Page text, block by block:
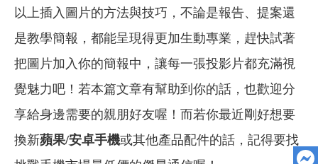
以上插入圖片的方法與技巧，不論是報告、提案還
是教學簡報，都能呈現得更加生動專業，趕快試著
把圖片加入你的簡報中，讓每一張投影片都充滿視
覺魅力吧！ 若本篇文章有幫助到你的話，也歡迎分
享給身邊需要的親朋好友喔！而若你最近剛好想要
換新蘋果/安卓手機或其他產品配件的話，記得要找